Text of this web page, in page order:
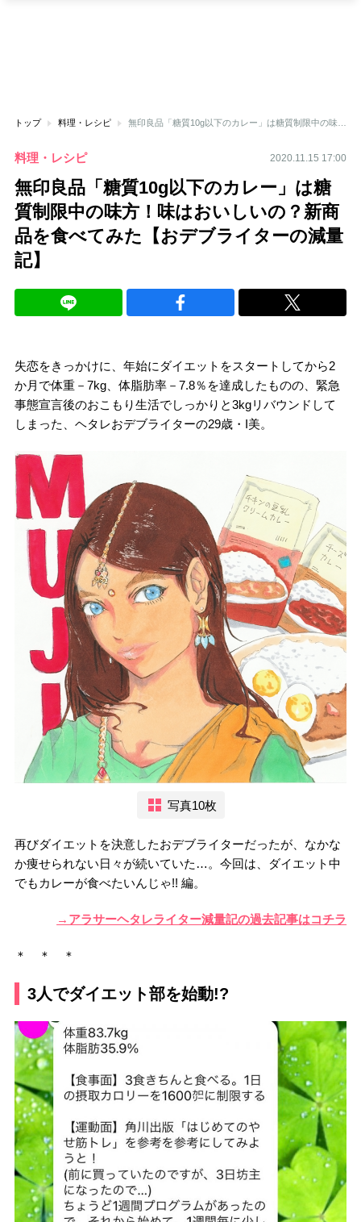
トップ 料理・レシピ
料理・レシピ 2020.11.15 17:00
無印良品「糖質10g以下のカレー」は糖
質制限中の味方！味はおいしいの？新商
品を食べてみた【おデブライターの減量
記】
失恋をきっかけに、年始にダイエットをスタートしてから2
か月で体重－7kg、体脂肪率－7.8％を達成したものの、緊急
事態宣言後のおこもり生活でしっかりと3kgリバウンドして
しまった、ヘタレおデブライターの29歳・I美。
写真10枚
再びダイエットを決意したおデブライターだったが、なかな
か痩せられない日々が続いていた…。今回は、ダイエット中
でもカレーが食べたいんじゃ!! 編。
→アラサーヘタレライター減量記の過去記事はコチラ
＊ ＊ ＊
3人でダイエット部を始動!?